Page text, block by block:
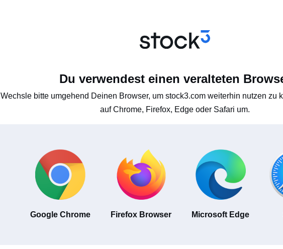
Du verwendest einen veralteten
Wechsle bitte umgehend Deinen Browser, um stock3.com weiterhin nutzen zu
auf Chrome, Firefox, Edge oder Safari um.
Google Chrome Firefox Browser Microsoft Edge